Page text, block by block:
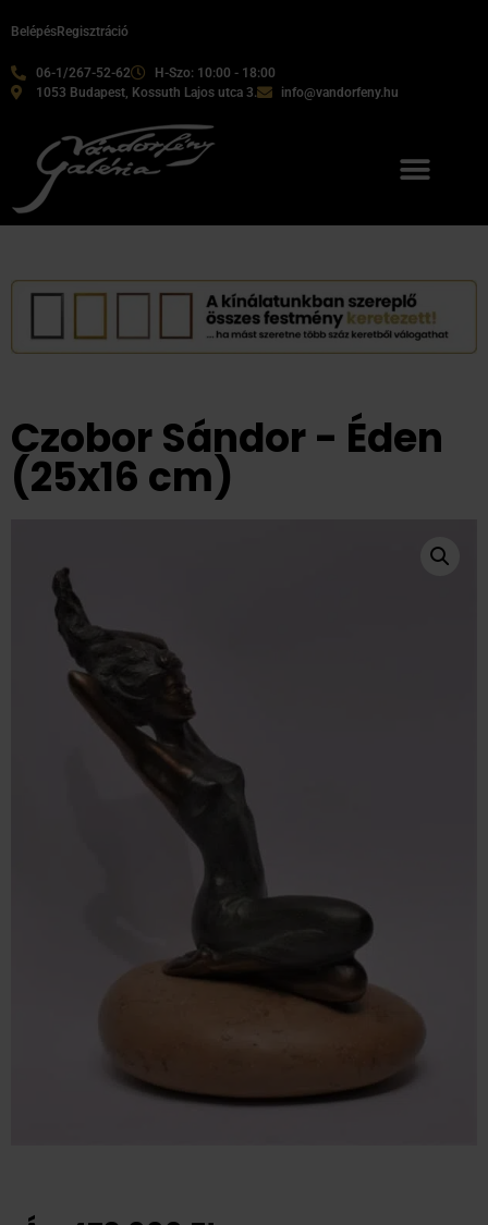
06-1/267-52-62
H-Szo: 10:00 - 18:00
1053 Budapest, Kossuth Lajos utca 3.
info@vandorfeny.hu
BelépésRegisztráció
Czobor Sándor - Éden
(25x16 cm)